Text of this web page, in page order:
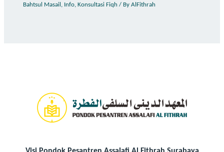
Bahtsul Masail , Info, Konsultasi Fiqh / By AlFithrah